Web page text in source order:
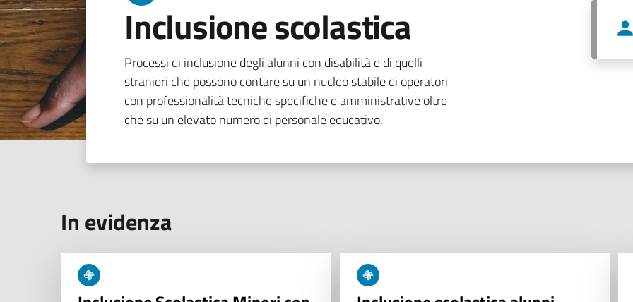
Inclusione scolastica
Processi di inclusione degli alunni con disabilità e di quelli
stranieri che possono contare su un nucleo stabile di operatori
con professionalità tecniche specifiche e amministrative oltre
che su un elevato numero di personale educativo.
In evidenza